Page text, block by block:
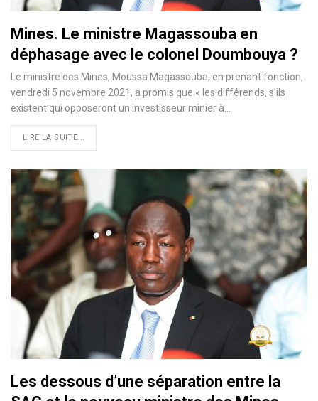
Mines. Le ministre Magassouba en
déphasage avec le colonel Doumbouya ?
Le ministre des Mines, Moussa Magassouba, en prenant fonction,
vendredi 5 novembre 2021, a promis que « les différends, s’ils
existent qui opposeront un investisseur minier à…
LIRE LA SUITE...
Les dessous d’une séparation entre la